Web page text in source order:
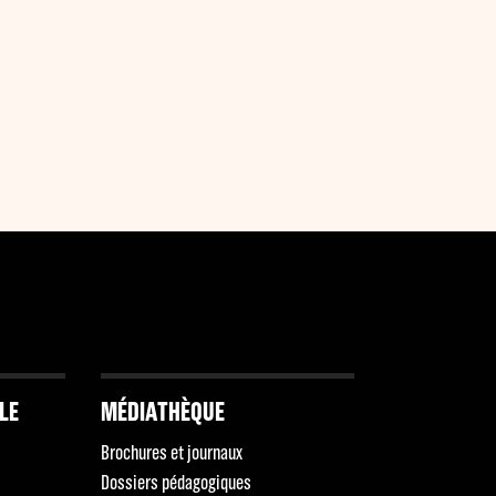
MÉDIATHÈQUE
Brochures et journaux
Dossiers pédagogiques